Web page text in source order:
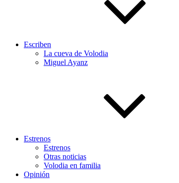
Escriben
La cueva de Volodia
Miguel Ayanz
Estrenos
Estrenos
Otras noticias
Volodia en familia
Opinión